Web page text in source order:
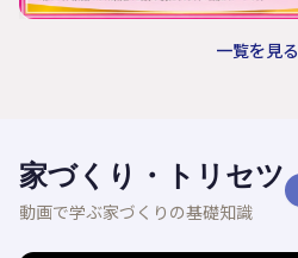
一覧を見る
家づくり・トリセツ
動画で学ぶ家づくりの基礎知識